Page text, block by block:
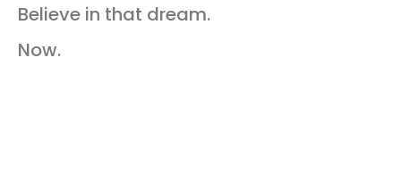
Believe in that dream.
Now.